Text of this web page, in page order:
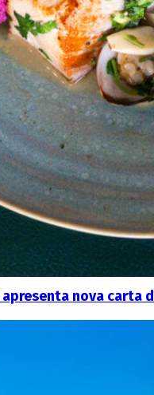
nova carta